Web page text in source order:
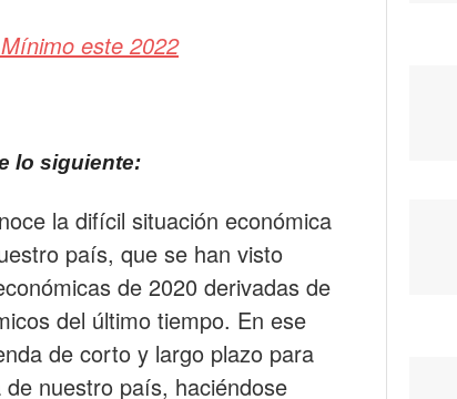
este 2022
lo siguiente:
la difícil situación económica
país, que se han visto
de 2020 derivadas de
del último tiempo. En ese
de corto y largo plazo para
nuestro país, haciéndose